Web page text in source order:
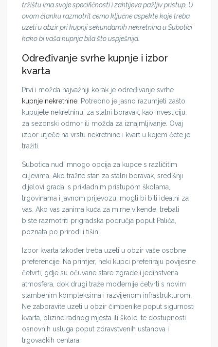
tržištu ima svoje specifičnosti i zahtijeva pažljiv pristup. U
ovom članku razmotrit ćemo ključne aspekte koje treba
uzeti u obzir pri kupnji sekundarnih nekretnina u Subotici
kako bi vaša kupnja bila što uspješnija.
Određivanje svrhe kupnje i izbor
kvarta
Prvi i možda najvažniji korak je određivanje svrhe
kupnje nekretnine . Potrebno je jasno razumjeti zašto
kupujete nekretninu: za stalni boravak, kao investiciju,
za sezonski odmor ili možda za iznajmljivanje. Ovaj
izbor utječe na vrstu nekretnine i kvart u kojem ćete je
tražiti.
Subotica nudi mnogo opcija za kupce s različitim
ciljevima. Ako tražite stan za stalni boravak, središnji
dijelovi grada, s prikladnim pristupom školama,
trgovinama i javnom prijevozu, mogli bi biti idealni za
vas. Ako vas zanima kuća za mirne vikende, trebali
biste razmotriti prigradska područja poput Palića,
poznata po prirodi i tišini.
Izbor kvarta također treba uzeti u obzir vaše osobne
preferencije. Na primjer, neki kupci preferiraju povijesne
četvrti, gdje su očuvane stare zgrade i jedinstvena
atmosfera, dok drugi traže modernije četvrti s novim
stambenim kompleksima i razvijenom infrastrukturom.
Ne zaboravite uzeti u obzir čimbenike poput sigurnosti
kvarta, blizine radnog mjesta ili škole, te dostupnosti
osnovnih usluga poput zdravstvenih ustanova i
trgovačkih centara.